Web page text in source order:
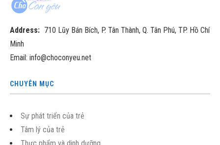
Address: 710 Lũy Bán Bích, P. Tân Thành, Q. Tân Phú, TP. Hồ Chí
Minh
Email: info@choconyeu.net
CHUYÊN MỤC
Sự phát triển của trẻ
Tâm lý của trẻ